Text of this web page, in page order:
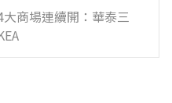
商場連續開：華泰三